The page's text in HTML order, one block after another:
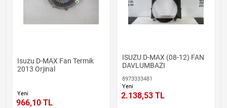
Isuzu D-MAX Fan Termik
2013 Orjinal
Yeni
966,10 TL
ISUZU D-MAX (08-12) FAN
DAVLUMBAZI
8973333481
Yeni
2.138,53 TL